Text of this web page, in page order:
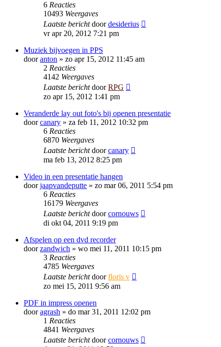
6 Reacties
10493 Weergaves
Laatste berichtdoordesiderius
vr apr 20, 2012 7:21 pm
Muziek bijvoegen in PPS
dooranton » zo apr 15, 2012 11:45 am
2 Reacties
4142 Weergaves
Laatste berichtdoorRPG
zo apr 15, 2012 1:41 pm
Veranderde lay out foto's bij openen presentatie
doorcanary » za feb 11, 2012 10:32 pm
6 Reacties
6870 Weergaves
Laatste berichtdoorcanary
ma feb 13, 2012 8:25 pm
Video in een presentatie hangen
doorjaapvandeputte » zo mar 06, 2011 5:54 pm
6 Reacties
16179 Weergaves
Laatste berichtdoorcornouws
di okt 04, 2011 9:19 pm
Afspelen op een dvd recorder
doorzandwich » wo mei 11, 2011 10:15 pm
3 Reacties
4785 Weergaves
Laatste berichtdoorfloris v
zo mei 15, 2011 9:56 am
PDF in impress openen
dooragrash » do mar 31, 2011 12:02 pm
1 Reacties
4841 Weergaves
Laatste berichtdoorcornouws